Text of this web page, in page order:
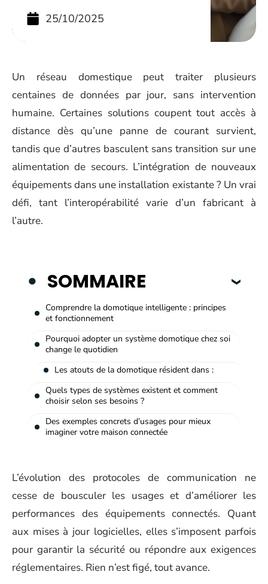
25/10/2025
Un réseau domestique peut traiter plusieurs
centaines de données par jour, sans intervention
humaine. Certaines solutions coupent tout accès à
distance dès qu’une panne de courant survient,
tandis que d’autres basculent sans transition sur une
alimentation de secours. L’intégration de nouveaux
équipements dans une installation existante ? Un vrai
défi, tant l’interopérabilité varie d’un fabricant à
l’autre.
SOMMAIRE
Comprendre la domotique intelligente : principes
et fonctionnement
Pourquoi adopter un système domotique chez soi
change le quotidien
Les atouts de la domotique résident dans :
Quels types de systèmes existent et comment
choisir selon ses besoins ?
Des exemples concrets d’usages pour mieux
imaginer votre maison connectée
L’évolution des protocoles de communication ne
cesse de bousculer les usages et d’améliorer les
performances des équipements connectés. Quant
aux mises à jour logicielles, elles s’imposent parfois
pour garantir la sécurité ou répondre aux exigences
réglementaires. Rien n’est figé, tout avance.